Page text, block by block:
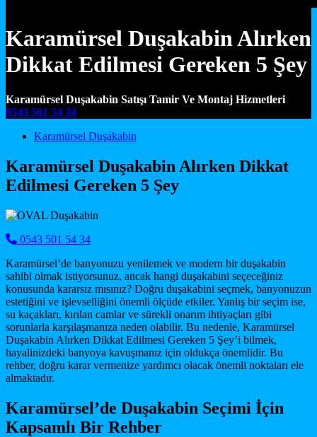
Karamürsel Duşakabin Alırken
Dikkat Edilmesi Gereken 5 Şey
Karamürsel Duşakabin Satışı Tamir Ve Montaj Hizmetleri
0543 501 54 34
Main Navigation
Karamürsel Duşakabin
Karamürsel Duşakabin Alırken Dikkat
Edilmesi Gereken 5 Şey
0543 501 54 34
Karamürsel’de banyonuzu yenilemek ve modern bir duşakabin
sahibi olmak istiyorsunuz, ancak hangi duşakabini seçeceğiniz
konusunda kararsız mısınız? Doğru duşakabini seçmek, banyonuzun
estetiğini ve işlevselliğini önemli ölçüde etkiler. Yanlış bir seçim ise,
su kaçakları, kırılan camlar ve sürekli onarım ihtiyaçları gibi
sorunlarla karşılaşmanıza neden olabilir. Bu nedenle, Karamürsel
Duşakabin Alırken Dikkat Edilmesi Gereken 5 Şey’i bilmek,
hayalinizdeki banyoya kavuşmanız için oldukça önemlidir. Bu
rehber, doğru karar vermenize yardımcı olacak önemli noktaları ele
almaktadır.
Karamürsel’de Duşakabin Seçimi İçin
Kapsamlı Bir Rehber